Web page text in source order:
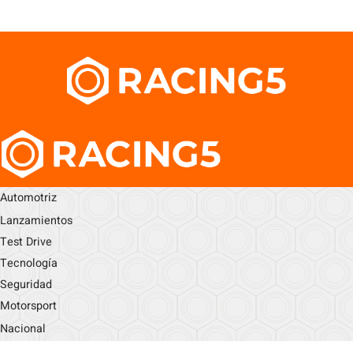
Automotriz
Lanzamientos
Test Drive
Tecnología
Seguridad
Motorsport
Nacional